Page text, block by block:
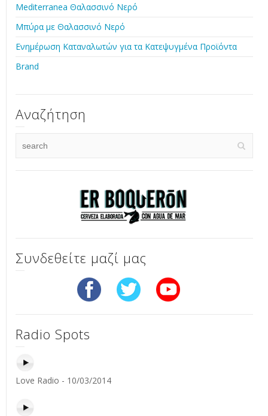
Mediterranea Θαλασσινό Νερό
Μπύρα με Θαλασσινό Νερό
Ενημέρωση Καταναλωτών για τα Κατεψυγμένα Προϊόντα
Brand
Αναζήτηση
Συνδεθείτε μαζί μας
Radio Spots
Love Radio - 10/03/2014